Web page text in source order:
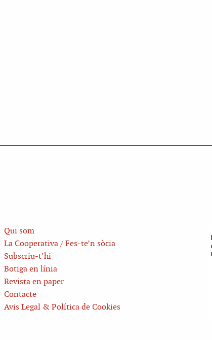
Qui som
La Cooperativa / Fes-te’n sòcia
Subscriu-t’hi
Botiga en línia
Revista en paper
Contacte
Avis Legal & Política de Cookies